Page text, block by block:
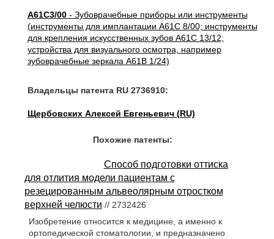
A61C3/00- Зубоврачебные приборы или инструменты
(инструменты для имплантации A61C 8/00; инструменты
для крепления искусственных зубов A61C 13/12;
устройства для визуального осмотра, например
зубоврачебные зеркала A61B 1/24)
Владельцы патента RU 2736910:
Щербовских Алексей Евгеньевич (RU)
Похожие патенты:
Способ подготовки оттиска
для отлития модели пациентам с
резецированным альвеолярным отростком
верхней челюсти // 2732426
Изобретение относится к медицине, а именно к
ортопедической стоматологии, и предназначено